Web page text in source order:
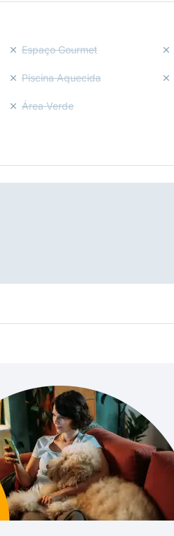
Espaço Gourmet
Piscina Aquecida
Área Verde